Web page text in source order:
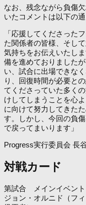
なお、残念ながら負傷
いたコメントは以下の通
「応援してくださった
た関係者の皆様、そし
気持ちをお伝えいたし
備を進めておりました
い、試合に出場できな
り、回復時間が必要と
てくださっていた多く
けしてしまうことを心
に向けて努力してきた
す。しかし、今回の負
で戻ってまいります」
Progress実行委員会 長
対戦カード
第試合 メインイベン
ジョン・オルニド（フ